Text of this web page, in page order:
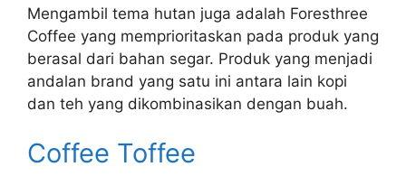
Mengambil tema hutan juga adalah Foresthree
Coffee yang memprioritaskan pada produk yang
berasal dari bahan segar. Produk yang menjadi
andalan brand yang satu ini antara lain kopi
dan teh yang dikombinasikan dengan buah.
Coffee Toffee